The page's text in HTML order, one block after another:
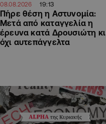
08.08.2026 19:13
Πήρε θέση η Αστυνομία:
Μετά από καταγγελία η
έρευνα κατά Δρουσιώτη κι
όχι αυτεπάγγελτα